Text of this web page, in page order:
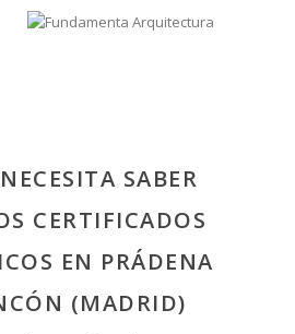
SABER
CERTIFICADOS
EN PRÁDENA
(MADRID)